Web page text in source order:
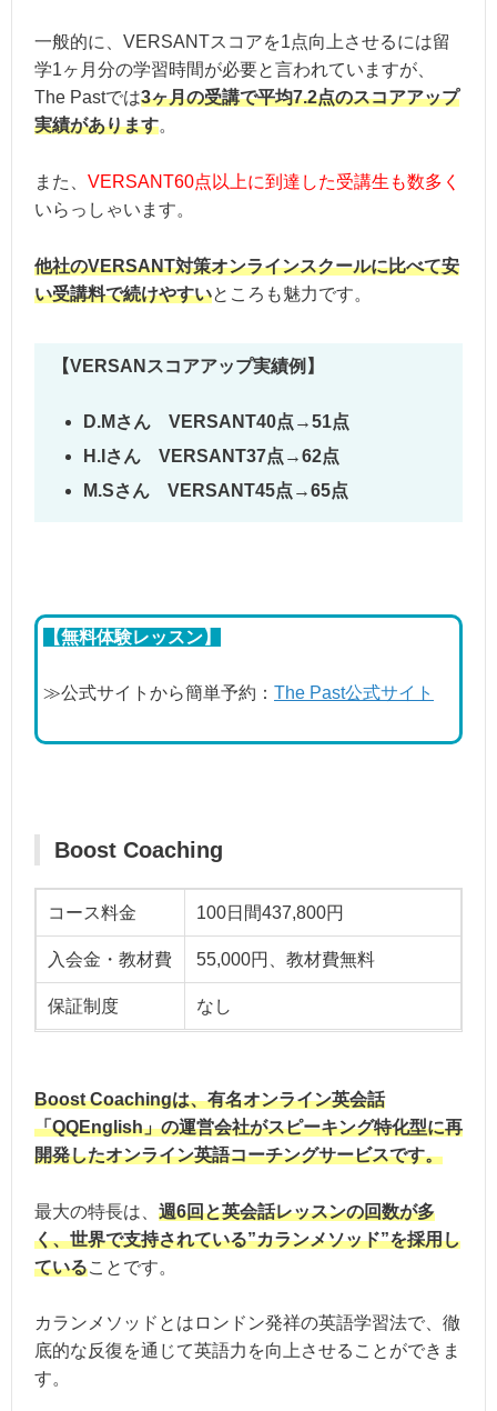
一般的に、VERSANTスコアを1点向上させるには留
学1ヶ月分の学習時間が必要と言われていますが、
The Pastでは3ヶ月の受講で平均7.2点のスコアアップ
実績があります。
また、 VERSANT60点以上に到達した受講生も数多く
いらっしゃいます。
他社のVERSANT対策オンラインスクールに比べて安
い受講料で続けやすいところも魅力です。
【VERSANスコアアップ実績例】
D.Mさん VERSANT40点→51点
H.Iさん VERSANT37点→62点
M.Sさん VERSANT45点→65点
【無料体験レッスン】
≫公式サイトから簡単予約： The Past公式サイト
Boost Coaching
コース料金 100日間437,800円
入会金・教材費 55,000円、教材費無料
保証制度 なし
Boost Coachingは、有名オンライン英会話
「QQEnglish」の運営会社がスピーキング特化型に再
開発したオンライン英語コーチングサービスです。
最大の特長は、 週6回と英会話レッスンの回数が多
く、世界で支持されている”カランメソッド”を採用し
ていることです。
カランメソッドとはロンドン発祥の英語学習法で、徹
底的な反復を通じて英語力を向上させることができま
す。